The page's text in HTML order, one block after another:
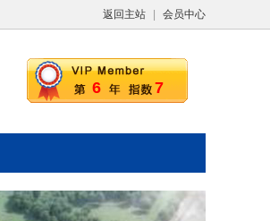
返回主站 会员中心
6 7